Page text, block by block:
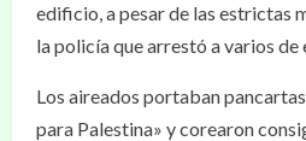
edificio, a pesar de las estrictas
la policía que arrestó a varios de
Los aireados portaban
para Palestina» y corearon